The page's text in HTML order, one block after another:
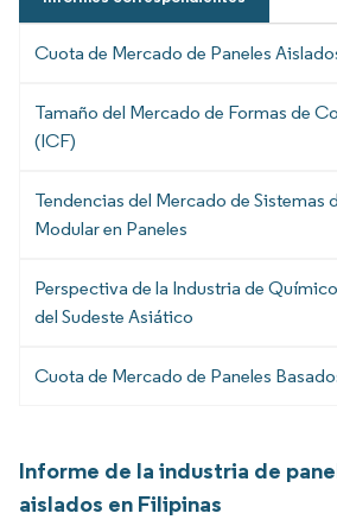
Cuota de Mercado de Paneles
Tamaño del Mercado de Formas de
(ICF)
Tendencias del Mercado de Sistemas
Modular en Paneles
Perspectiva de la Industria de
del Sudeste Asiático
Cuota de Mercado de Paneles
Informe de la industria de
aislados en Filipinas